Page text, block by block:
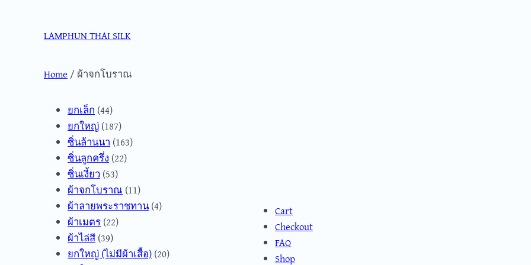
LAMPHUN THAI SILK
Home / ผ้าจกโบราณ
ยกเล็ก 4444
products
ยกใหญ่ 187187
products
ซิ่นล้านนา 163163
ซิ่นลูกครึ่ง 2222
ซิ่นเงี้ยว 5353
products
ผ้าจกโบราณ 1111
products
ผ้าลายพระราชทาน 44
ผ้าเมตร 2222
ผ้าไล่สี 3939
products
ยกใหญ่ (ไม่มีผ้าเสื้อ) 2020
Cart
Checkout
FAQ
Shop